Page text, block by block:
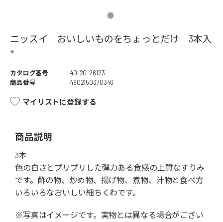
ニッスイ おいしいものをちょっとだけ 3本入
*
カタログ番号
40-20-26123
商品番号
4902150370346
マイリストに登録する
商品説明
3本
色の白さとプリプリした弾力ある食感の上質なすりみ
です。酢の物、炒め物、揚げ物、煮物、汁物と食べ方
いろいろなおいしい細ちくわです。
※写真はイメージです。実物とは異なる場合がござい